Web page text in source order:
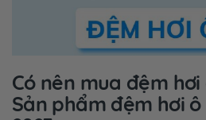
Có nên mua đệm
Sản phẩm đệm hơi